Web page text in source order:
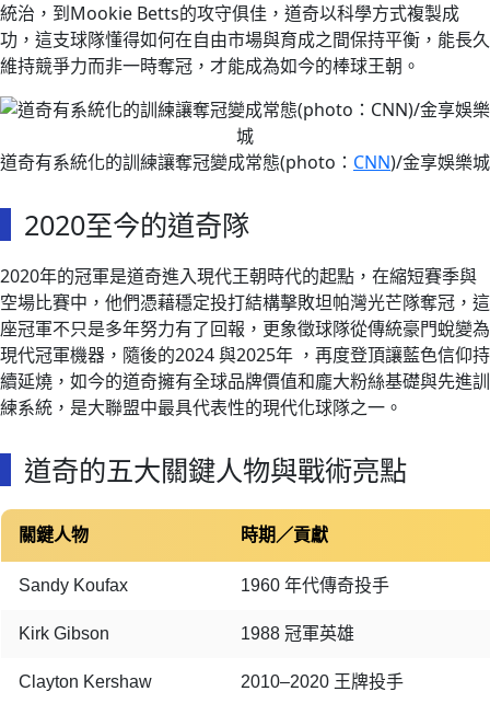
統治，到Mookie Betts的攻守俱佳，道奇以科學方式複製成
功，這支球隊懂得如何在自由市場與育成之間保持平衡，能長久
維持競爭力而非一時奪冠，才能成為如今的棒球王朝。
道奇有系統化的訓練讓奪冠變成常態(photo： CNN)/金享娛樂城
2020至今的道奇隊
2020年的冠軍是道奇進入現代王朝時代的起點，在縮短賽季與
空場比賽中，他們憑藉穩定投打結構擊敗坦帕灣光芒隊奪冠，這
座冠軍不只是多年努力有了回報，更象徵球隊從傳統豪門蛻變為
現代冠軍機器，隨後的2024 與2025年 ，再度登頂讓藍色信仰持
續延燒，如今的道奇擁有全球品牌價值和龐大粉絲基礎與先進訓
練系統，是大聯盟中最具代表性的現代化球隊之一。
道奇的五大關鍵人物與戰術亮點
關鍵人物 時期／貢獻
Sandy Koufax 1960 年代傳奇投手
Kirk Gibson 1988 冠軍英雄
Clayton Kershaw 2010–2020 王牌投手